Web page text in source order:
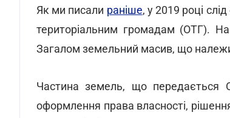
Як ми писали раніше, у 2019 році
територіальним громадам (ОТГ).
Загалом земельний масив, що
Частина земель, що передається
оформлення права власності,